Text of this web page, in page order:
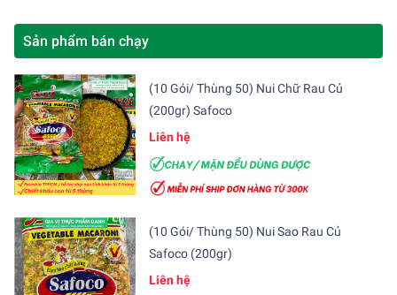
Sản phẩm bán chạy
(10 Gói/ Thùng 50) Nui Chữ Rau Củ
(200gr) Safoco
Liên hệ
(10 Gói/ Thùng 50) Nui Sao Rau Củ
Safoco (200gr)
Liên hệ